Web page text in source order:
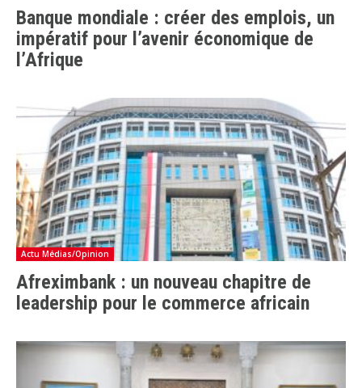
Banque mondiale : créer des emplois, un
impératif pour l’avenir économique de
l’Afrique
Actu Médias/Opinion
Afreximbank : un nouveau chapitre de
leadership pour le commerce africain